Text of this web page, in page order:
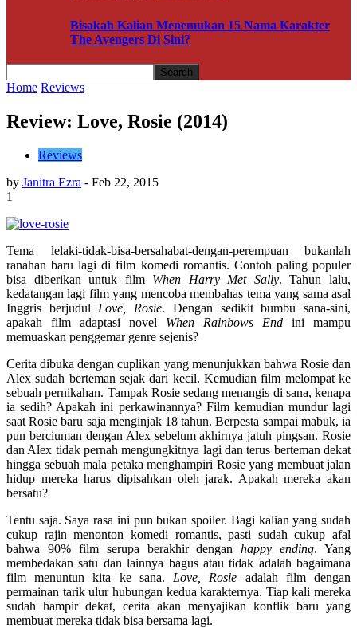
Bisakah Kalian Menemukan 15 Nama Karakter
The Avengers Di Sini?
Home Reviews
Review: Love, Rosie (2014)
Reviews
by Janitra Ezra - Feb 22, 2015
1
Tema lelaki-tidak-bisa-bersahabat-dengan-perempuan bukanlah
ranahan baru lagi di film komedi romantis. Contoh paling populer
bisa diberikan untuk film When Harry Met Sally. Tahun lalu,
kedatangan lagi film yang mencoba membahas tema yang sama asal
Inggris berjudul Love, Rosie. Dengan sedikit bumbu sana-sini,
apakah film adaptasi novel When Rainbows End ini mampu
memuaskan penggemar genre sejenis?
Cerita dibuka dengan cuplikan yang menunjukkan bahwa Rosie dan
Alex sudah berteman sejak dari kecil. Kemudian film melompat ke
sebuah pernikahan. Tampak Rosie sedang menangis di sana, kenapa
ia sedih? Apakah ini perkawinannya? Film kemudian mundur lagi
saat Rosie baru saja menginjak 18 tahun. Berpesta sampai mabuk, ia
pun berciuman dengan Alex sebelum akhirnya jatuh pingsan. Rosie
dan Alex tidak pernah mengungkitnya lagi dan terus berteman dekat
hingga sebuah mala petaka menghampiri Rosie yang membuat jalan
hidup mereka harus dipisahkan oleh jarak. Apakah mereka akan
bersatu?
Tentu saja. Saya rasa ini pun bukan spoiler. Bagi kalian yang sudah
cukup rajin menonton komedi romantis, pasti sudah cukup afal
bahwa 90% film serupa berakhir denganhappy ending. Yang
membedakan satu dan lainnya bagus atau tidak adalah bagaimana
film menuntun kita ke sana. Love, Rosie adalah film dengan
permainan tarik ulur hubungan kedua karakternya. Tiap kali mereka
sudah hampir dekat, cerita akan menyajikan konflik baru yang
membuat mereka tidak bisa bersama lagi.